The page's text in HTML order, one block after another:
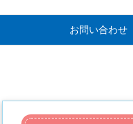
お問い合わせ